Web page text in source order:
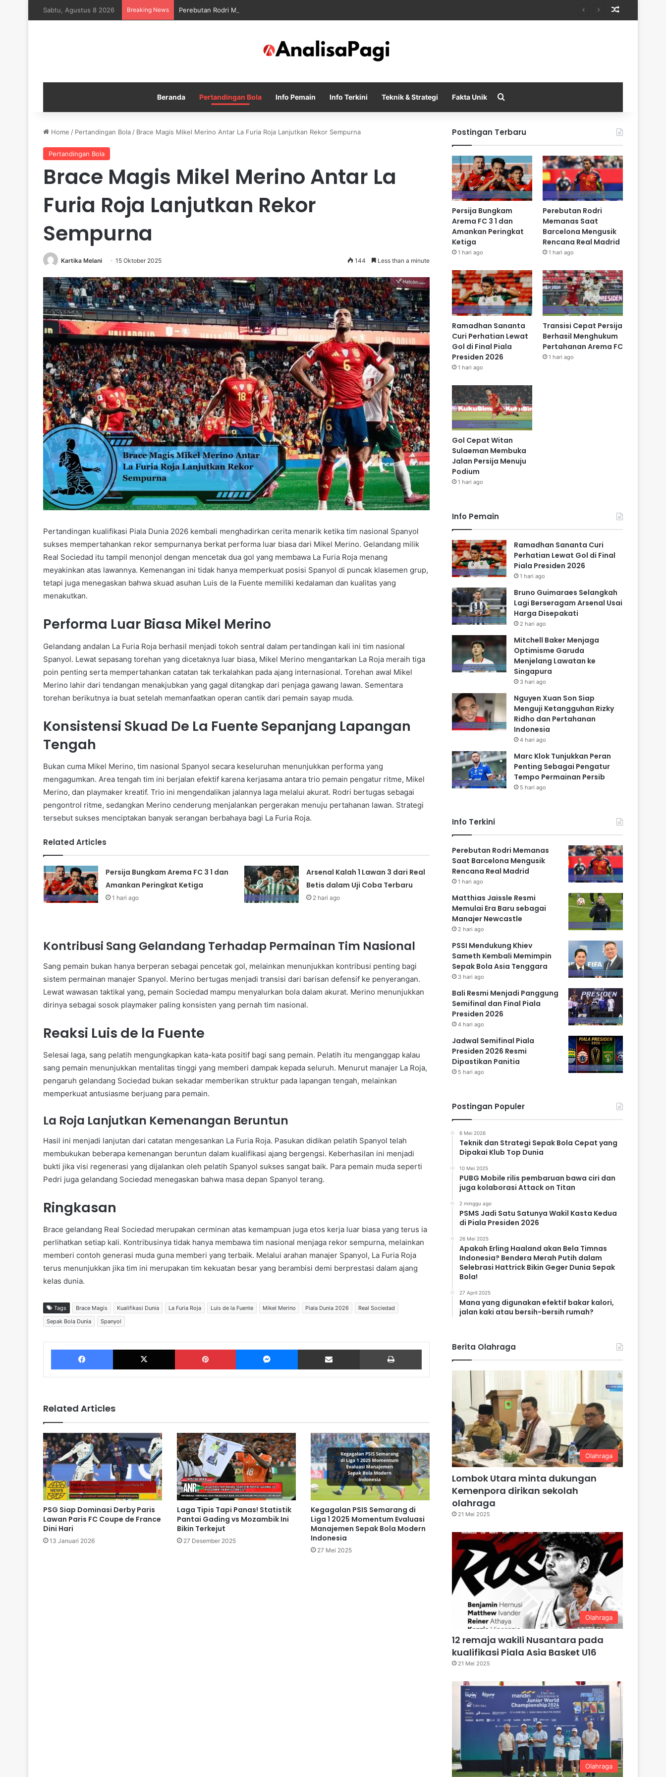
Sabtu, Agustus 8 2026 Breaking News Perebutan Rodri Memanas Saat Barcelona Mengusik Rencana Real Madrid
Beranda Pertandingan Bola Info Pemain Info Terkini Teknik & Strategi Fakta Unik
Home / Pertandingan Bola / Brace Magis Mikel Merino Antar La Furia Roja Lanjutkan Rekor Sempurna
Pertandingan Bola
Brace Magis Mikel Merino Antar La
Furia Roja Lanjutkan Rekor
Sempurna
Kartika Melani 15 Oktober 2025 144 Less than a minute
Pertandingan kualifikasi Piala Dunia 2026 kembali menghadirkan cerita menarik ketika tim nasional Spanyol
sukses mempertahankan rekor sempurnanya berkat performa luar biasa dari Mikel Merino. Gelandang milik
Real Sociedad itu tampil menonjol dengan mencetak dua gol yang membawa La Furia Roja menang
meyakinkan atas lawannya. Kemenangan ini tidak hanya memperkuat posisi Spanyol di puncak klasemen grup,
tetapi juga menegaskan bahwa skuad asuhan Luis de la Fuente memiliki kedalaman dan kualitas yang
menakutkan.
Performa Luar Biasa Mikel Merino
Gelandang andalan La Furia Roja berhasil menjadi tokoh sentral dalam pertandingan kali ini tim nasional
Spanyol. Lewat sepasang torehan yang dicetaknya luar biasa, Mikel Merino mengantarkan La Roja meraih tiga
poin penting serta mempertahankan catatan tak terkalahkan pada ajang internasional. Torehan awal Mikel
Merino lahir dari tendangan menakjubkan yang gagal ditangkap dari penjaga gawang lawan. Sementara
torehan berikutnya ia buat setelah memanfaatkan operan cantik dari pemain sayap muda.
Konsistensi Skuad De La Fuente Sepanjang Lapangan
Tengah
Bukan cuma Mikel Merino, tim nasional Spanyol secara keseluruhan menunjukkan performa yang
mengagumkan. Area tengah tim ini berjalan efektif karena kerjasama antara trio pemain pengatur ritme, Mikel
Merino, dan playmaker kreatif. Trio ini mengendalikan jalannya laga melalui akurat. Rodri bertugas sebagai
pengontrol ritme, sedangkan Merino cenderung menjalankan pergerakan menuju pertahanan lawan. Strategi
tersebut sukses menciptakan banyak serangan berbahaya bagi La Furia Roja.
Related Articles
Persija Bungkam Arema FC 3 1 dan
Amankan Peringkat Ketiga
1 hari ago
Arsenal Kalah 1 Lawan 3 dari Real
Betis dalam Uji Coba Terbaru
2 hari ago
Kontribusi Sang Gelandang Terhadap Permainan Tim Nasional
Sang pemain bukan hanya berperan sebagai pencetak gol, melainkan menunjukkan kontribusi penting bagi
sistem permainan manajer Spanyol. Merino bertugas menjadi transisi dari barisan defensif ke penyerangan.
Lewat wawasan taktikal yang, pemain Sociedad mampu menyalurkan bola dalam akurat. Merino menunjukkan
dirinya sebagai sosok playmaker paling konsisten yang pernah tim nasional.
Reaksi Luis de la Fuente
Selesai laga, sang pelatih mengungkapkan kata-kata positif bagi sang pemain. Pelatih itu menganggap kalau
sang pemain menunjukkan mentalitas tinggi yang memberi dampak kepada seluruh. Menurut manajer La Roja,
pengaruh gelandang Sociedad bukan sekadar memberikan struktur pada lapangan tengah, melainkan
memperkuat antusiasme berjuang para pemain.
La Roja Lanjutkan Kemenangan Beruntun
Hasil ini menjadi lanjutan dari catatan mengesankan La Furia Roja. Pasukan didikan pelatih Spanyol telah
membukukan beberapa kemenangan beruntun dalam kualifikasi ajang bergengsi. Keberhasilan ini menjadi
bukti jika visi regenerasi yang dijalankan oleh pelatih Spanyol sukses sangat baik. Para pemain muda seperti
Pedri juga gelandang Sociedad menegaskan bahwa masa depan Spanyol terang.
Ringkasan
Brace gelandang Real Sociedad merupakan cerminan atas kemampuan juga etos kerja luar biasa yang terus ia
perlihatkan setiap kali. Kontribusinya tidak hanya membawa tim nasional menjaga rekor sempurna, melainkan
memberi contoh generasi muda guna memberi yang terbaik. Melalui arahan manajer Spanyol, La Furia Roja
terus menunjukkan jika tim ini merupakan tim kekuatan besar yang berambisi demi berprestasi dalam ajang
kelas dunia.
Tags Brace Magis Kualifikasi Dunia La Furia Roja Luis de la Fuente Mikel Merino Piala Dunia 2026
Real Sociedad
Sepak Bola Dunia
Spanyol
Facebook X Pinterest Messenger Share via Email
Related Articles
PSG Siap Dominasi Derby Paris
Lawan Paris FC Coupe de France
Dini Hari
13 Januari 2026
Laga Tipis Tapi Panas! Statistik
Pantai Gading vs Mozambik Ini
Bikin Terkejut
27 Desember 2025
Kegagalan PSIS Semarang di
Liga 1 2025 Momentum Evaluasi
Manajemen Sepak Bola Modern
Indonesia
27 Mei 2025
Postingan Terbaru
Persija Bungkam
Arema FC 3 1 dan
Amankan Peringkat
Ketiga
1 hari ago
Perebutan Rodri
Memanas Saat
Barcelona Mengusik
Rencana Real Madrid
1 hari ago
Ramadhan Sananta
Curi Perhatian Lewat
Gol di Final Piala
Presiden 2026
1 hari ago
Transisi Cepat Persija
Berhasil Menghukum
Pertahanan Arema FC
1 hari ago
Gol Cepat Witan
Sulaeman Membuka
Jalan Persija Menuju
Podium
1 hari ago
Info Pemain
Ramadhan Sananta Curi
Perhatian Lewat Gol di Final
Piala Presiden 2026
1 hari ago
Bruno Guimaraes Selangkah
Lagi Berseragam Arsenal Usai
Harga Disepakati
2 hari ago
Mitchell Baker Menjaga
Optimisme Garuda
Menjelang Lawatan ke
Singapura
3 hari ago
Nguyen Xuan Son Siap
Menguji Ketangguhan Rizky
Ridho dan Pertahanan
Indonesia
4 hari ago
Marc Klok Tunjukkan Peran
Penting Sebagai Pengatur
Tempo Permainan Persib
5 hari ago
Info Terkini
Perebutan Rodri Memanas
Saat Barcelona Mengusik
Rencana Real Madrid
1 hari ago
Matthias Jaissle Resmi
Memulai Era Baru sebagai
Manajer Newcastle
2 hari ago
PSSI Mendukung Khiev
Sameth Kembali Memimpin
Sepak Bola Asia Tenggara
3 hari ago
Bali Resmi Menjadi Panggung
Semifinal dan Final Piala
Presiden 2026
4 hari ago
Jadwal Semifinal Piala
Presiden 2026 Resmi
Dipastikan Panitia
5 hari ago
Postingan Populer
6 Mei 2026
Teknik dan Strategi Sepak Bola Cepat yang
Dipakai Klub Top Dunia
10 Mei 2025
PUBG Mobile rilis pembaruan bawa ciri dan
juga kolaborasi Attack on Titan
2 minggu ago
PSMS Jadi Satu Satunya Wakil Kasta Kedua
di Piala Presiden 2026
26 Mei 2025
Apakah Erling Haaland akan Bela Timnas
Indonesia? Bendera Merah Putih dalam
Selebrasi Hattrick Bikin Geger Dunia Sepak
Bola!
27 April 2025
Mana yang digunakan efektif bakar kalori,
jalan kaki atau bersih-bersih rumah?
Berita Olahraga
Olahraga
Lombok Utara minta dukungan
Kemenpora dirikan sekolah
olahraga
21 Mei 2025
Olahraga
12 remaja wakili Nusantara pada
kualifikasi Piala Asia Basket U16
21 Mei 2025
Olahraga